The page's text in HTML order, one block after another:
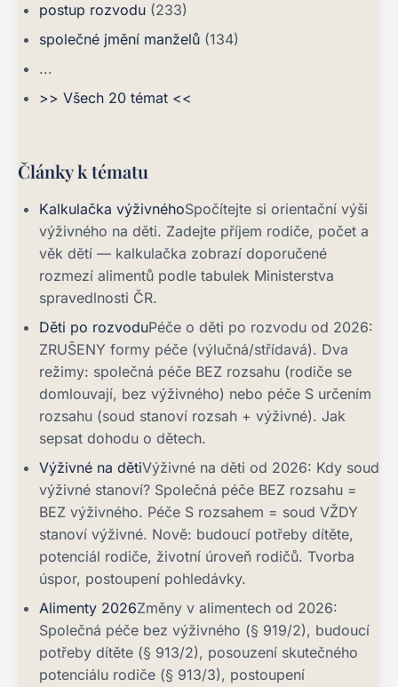
postup rozvodu (233)
společné jmění manželů (134)
...
>> Všech 20 témat <<
Články k tématu
Kalkulačka výživnéhoSpočítejte si orientační výši
výživného na děti. Zadejte příjem rodiče, počet a
věk dětí — kalkulačka zobrazí doporučené
rozmezí alimentů podle tabulek Ministerstva
spravedlnosti ČR.
Děti po rozvoduPéče o děti po rozvodu od 2026:
ZRUŠENY formy péče (výlučná/střídavá). Dva
režimy: společná péče BEZ rozsahu (rodiče se
domlouvají, bez výživného) nebo péče S určením
rozsahu (soud stanoví rozsah + výživné). Jak
sepsat dohodu o dětech.
Výživné na dětiVýživné na děti od 2026: Kdy soud
výživné stanoví? Společná péče BEZ rozsahu =
BEZ výživného. Péče S rozsahem = soud VŽDY
stanoví výživné. Nově: budoucí potřeby dítěte,
potenciál rodiče, životní úroveň rodičů. Tvorba
úspor, postoupení pohledávky.
Alimenty 2026Změny v alimentech od 2026:
Společná péče bez výživného (§ 919/2), budoucí
potřeby dítěte (§ 913/2), posouzení skutečného
potenciálu rodiče (§ 913/3), postoupení